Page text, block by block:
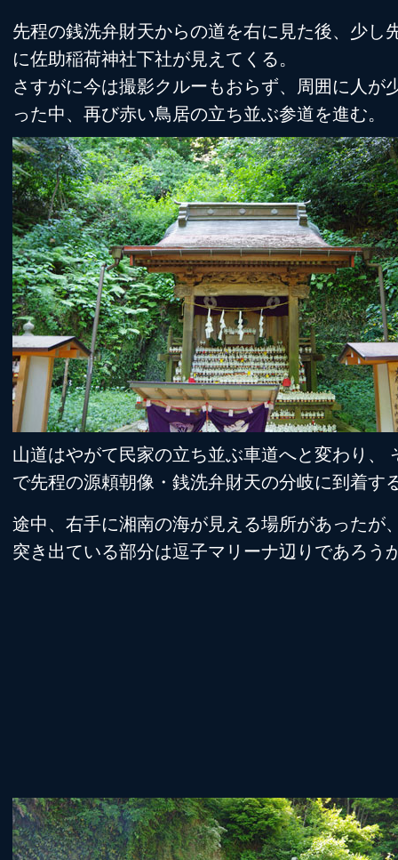
先程の銭洗弁財天からの道を右に見た後、少し
に佐助稲荷神社下社が見えてくる。
さすがに今は撮影クルーもおらず、周囲に人が
った中、再び赤い鳥居の立ち並ぶ参道を進む。
山道はやがて民家の立ち並ぶ車道へと変わり、
で先程の源頼朝像・銭洗弁財天の分岐に到着す
途中、右手に湘南の海が見える場所があったが
突き出ている部分は逗子マリーナ辺りであろう